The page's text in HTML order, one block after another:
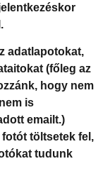
adatlapotokat,
(főleg az
hogy nem
is
emailt.)
töltsetek fel,
tudunk